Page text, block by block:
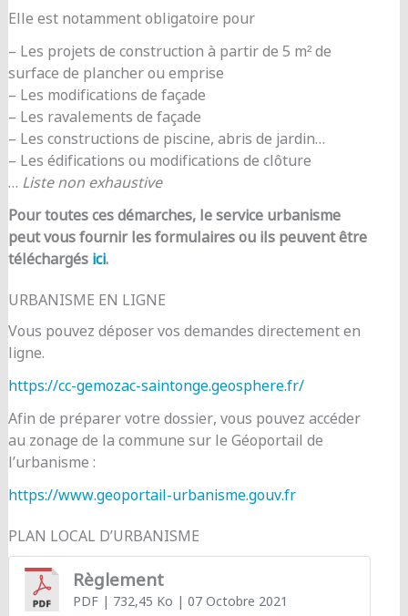
Elle est notamment obligatoire pour
– Les projets de construction à partir de 5 m² de
surface de plancher ou emprise
– Les modifications de façade
– Les ravalements de façade
– Les constructions de piscine, abris de jardin…
– Les édifications ou modifications de clôture
… Liste non exhaustive
Pour toutes ces démarches, le service urbanisme
peut vous fournir les formulaires ou ils peuvent être
téléchargés ici.
URBANISME EN LIGNE
Vous pouvez déposer vos demandes directement en
ligne.
https://cc-gemozac-saintonge.geosphere.fr/
Afin de préparer votre dossier, vous pouvez accéder
au zonage de la commune sur le Géoportail de
l’urbanisme :
https://www.geoportail-urbanisme.gouv.fr
PLAN LOCAL D’URBANISME
Règlement
PDF| 732,45 Ko | 07 Octobre 2021